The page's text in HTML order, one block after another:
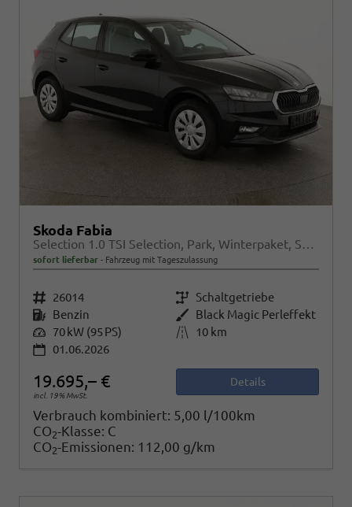
Skoda Fabia
Selection 1.0 TSI Selection, Park, Winterpaket, SmartLink, 4 J.-Garantie
sofort lieferbar Fahrzeug mit Tageszulassung
Fahrzeugnr. 26014 Getriebe Schaltgetriebe
Kraftstoff Benzin Außenfarbe Black Magic Perleffekt
Leistung 70 kW (95 PS) Kilometerstand
10 km
01.06.2026
19.695,– €
incl. 19% MwSt.
Details
Verbrauch kombiniert: 5,00 l/100km
CO2-Klasse: C
CO2-Emissionen: 112,00 g/km